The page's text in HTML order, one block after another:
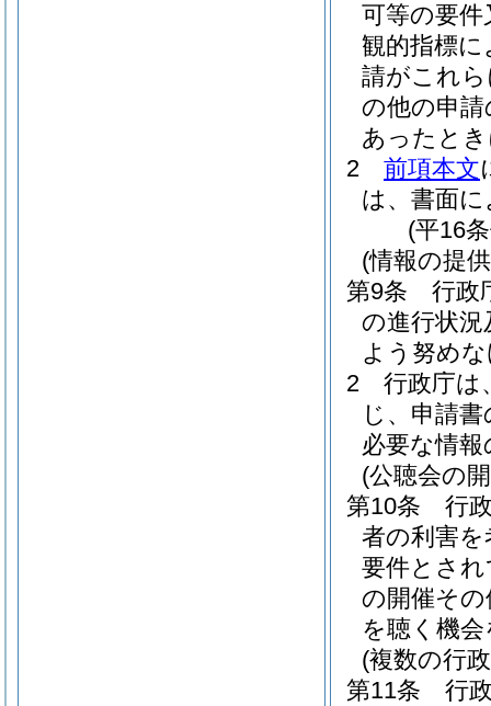
可等の要
観的指標
請がこれ
の他の申
あったと
2
前項本文
は、書面
(平16
(情報の提
第9条
行政
の進行状
よう努め
2
行政庁は
じ、申請
必要な情
(公聴会の
第10条
行
者の利害
要件とさ
の開催そ
を聴く機
(複数の行
第11条
行